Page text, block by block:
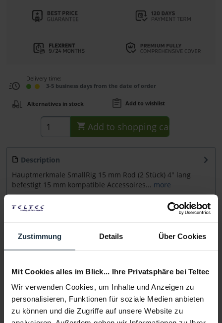
Zustimmung Details Über Cookies
Mit Cookies alles im Blick... Ihre Privatsphäre bei Teltec
Wir verwenden Cookies, um Inhalte und Anzeigen zu
personalisieren, Funktionen für soziale Medien anbieten
zu können und die Zugriffe auf unsere Website zu
Delivery time:
3-5 business days from the date of order
Alternatives in stock Add to wishlist
Add to shopping cart
Description
Hauptmerkmale SmallRig 15 mm Rod (2 Stück) 4" lang
befestigt 15 mm kompatible Accessoires... more
Accessories
Consultation
Manufacturer & Product Safety Information